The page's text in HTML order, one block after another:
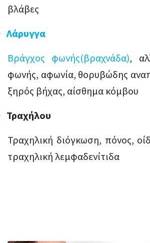
βλάβες
Λάρυγγα
Βράγχος φωνής(βραχνάδα),
φωνής, αφωνία, θορυβώδης
ξηρός βήχας, αίσθημα κόμβου
Τραχήλου
Τραχηλική διόγκωση, πόνος,
τραχηλική λεμφαδενίτιδα